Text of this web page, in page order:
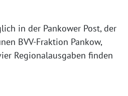
in der Pankower Post, der
BVV-Fraktion Pankow,
Regionalausgaben finden